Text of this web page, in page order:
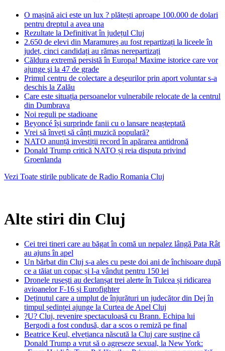
O mașină aici este un lux ? plătești aproape 100.000 de dolari
pentru dreptul a avea una
Rezultate la Definitivat în județul Cluj
2.650 de elevi din Maramureș au fost repartizați la liceele în
județ, cinci candidați au rămas nerepartizați
Căldura extremă persistă în Europa! Maxime istorice care vor
ajunge şi la 47 de grade
Primul centru de colectare a deșeurilor prin aport voluntar s-a
deschis la Zalău
Care este situația persoanelor vulnerabile relocate de la centrul
din Dumbrava
Noi reguli pe stadioane
Beyoncé își surprinde fanii cu o lansare neașteptată
Vrei să înveți să cânți muzică populară?
NATO anunță investiții record în apărarea antidronă
Donald Trump critică NATO și reia disputa privind
Groenlanda
Vezi Toate stirile publicate de Radio Romania Cluj
Alte stiri din Cluj
Cei trei tineri care au băgat în comă un nepalez lângă Pata Rât
au ajuns în apel
Un bărbat din Cluj s-a ales cu peste doi ani de închisoare după
ce a tăiat un copac și l-a vândut pentru 150 lei
Dronele rusești au declanșat trei alerte în Tulcea și ridicarea
avioanelor F-16 și Eurofighter
Deținutul care a umplut de înjurături un judecător din Dej în
timpul ședinței ajunge la Curtea de Apel Cluj
?U? Cluj, revenire spectaculoasă cu Brann. Echipa lui
Bergodi a fost condusă, dar a scos o remiză pe final
Beatrice Keul, elvețianca născută la Cluj care susține că
Donald Trump a vrut să o agreseze sexual, la New York: